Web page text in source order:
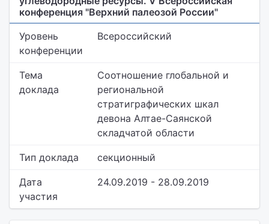
конференция "Верхний палеозой России"
Уровень
конференции
Всероссийский
Тема
доклада
Соотношение глобальной и
региональной
стратиграфических шкал
девона Алтае-Саянской
складчатой области
Тип доклада секционный
Дата
участия
24.09.2019 - 28.09.2019